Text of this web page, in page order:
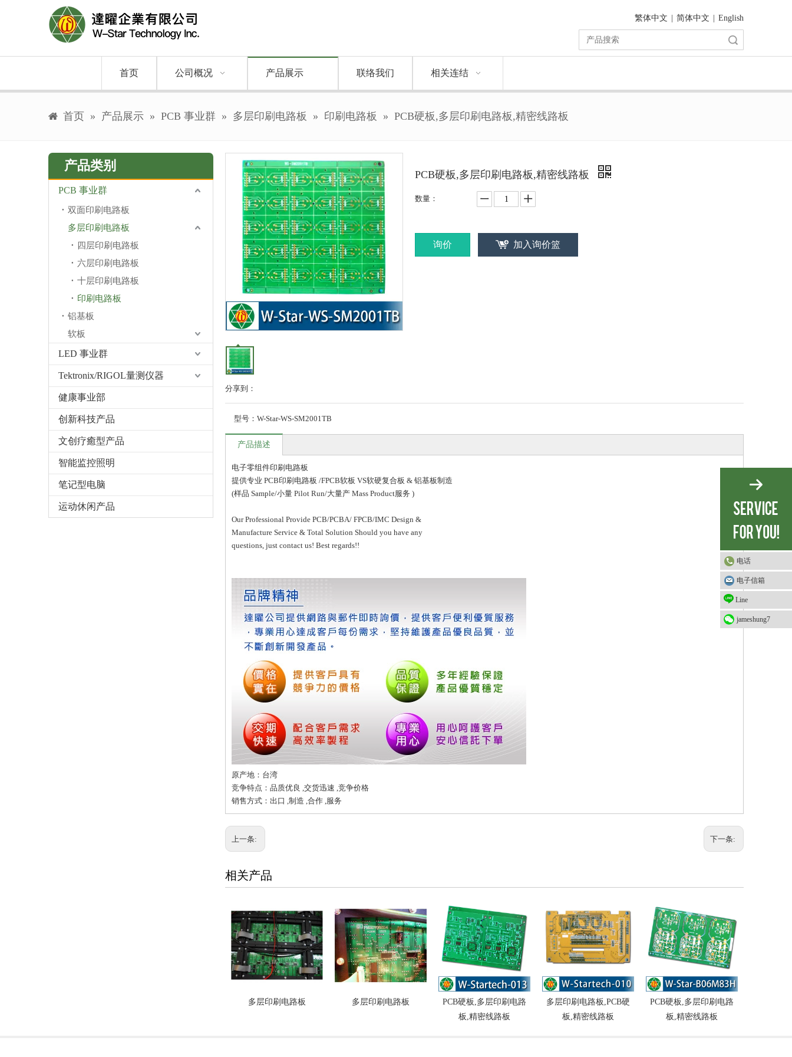
繁体中文 简体中文 English
首页 公司概况 产品展示 联络我们 相关连结
首页 » 产品展示 » PCB 事业群 » 多层印刷电路板 » 印刷电路板 » PCB硬板,多层印刷电路板,精密线路板
产品类别
PCB 事业群
双面印刷电路板
多层印刷电路板
四层印刷电路板
六层印刷电路板
十层印刷电路板
印刷电路板
铝基板
软板
LED 事业群
Tektronix/RIGOL量测仪器
健康事业部
创新科技产品
文创疗癒型产品
智能监控照明
笔记型电脑
运动休闲产品
分享到：
PCB硬板,多层印刷电路板,精密线路板
数量：
询价 加入询价篮
型号： W-Star-WS-SM2001TB
产品描述
电子零组件印刷电路板
提供专业 PCB印刷电路板 /FPCB软板 VS软硬复合板 & 铝基板制造
(样品 Sample/小量 Pilot Run/大量产 Mass Product服务 )
Our Professional Provide PCB/PCBA/ FPCB/IMC Design &
Manufacture Service & Total Solution Should you have any
questions, just contact us! Best regards!!
原产地：台湾
竞争特点：品质优良 ,交货迅速 ,竞争价格
销售方式：出口 ,制造 ,合作 ,服务
上一条: 下一条:
相关产品
多层印刷电路板 多层印刷电路板
PCB硬板,多层印刷电路
板,精密线路板
多层印刷电路板,PCB硬
板,精密线路板
PCB硬板,多层印刷电路
板,精密线路板
电话
电子信箱
Line
jameshung7